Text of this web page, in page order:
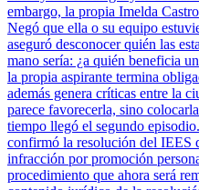
embargo, la propia Imelda
Negó que ella o su equipo
aseguró desconocer quién las
mano sería: ¿a quién beneficia
la propia aspirante termina
además genera críticas entre la
parece favorecerla, sino
tiempo llegó el segundo
confirmó la resolución del IEES
infracción por promoción
procedimiento que ahora será